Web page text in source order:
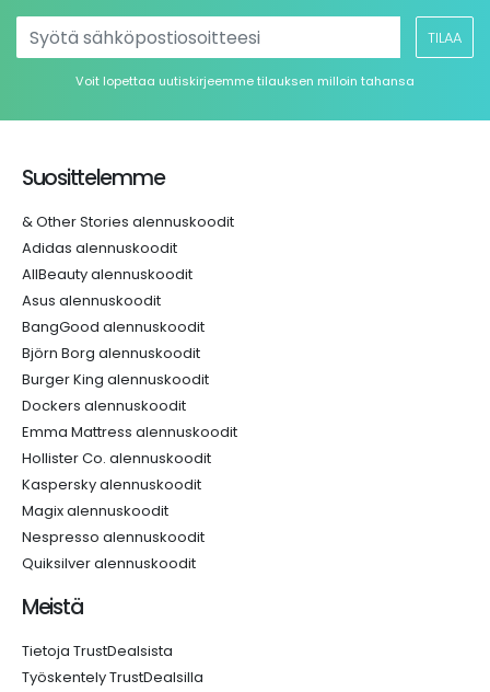
TILAA
Voit lopettaa uutiskirjeemme tilauksen milloin tahansa
Suosittelemme
& Other Stories alennuskoodit
Adidas alennuskoodit
AllBeauty alennuskoodit
Asus alennuskoodit
BangGood alennuskoodit
Björn Borg alennuskoodit
Burger King alennuskoodit
Dockers alennuskoodit
Emma Mattress alennuskoodit
Hollister Co. alennuskoodit
Kaspersky alennuskoodit
Magix alennuskoodit
Nespresso alennuskoodit
Quiksilver alennuskoodit
Meistä
Tietoja TrustDealsista
Työskentely TrustDealsilla